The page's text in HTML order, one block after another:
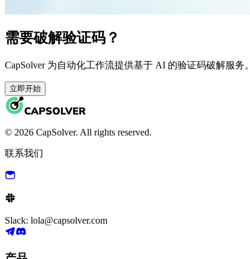
需要破解验证码？
CapSolver 为自动化工作流提供基于 AI 的验证码破解服务。
立即开始
© 2026 CapSolver. All rights reserved.
联系我们
Slack: lola@capsolver.com